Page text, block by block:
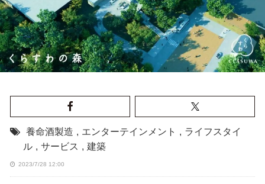
養命酒製造 , エンターテインメント , ライフスタイ
ル , サービス , 建築
2023/7/28 12:00